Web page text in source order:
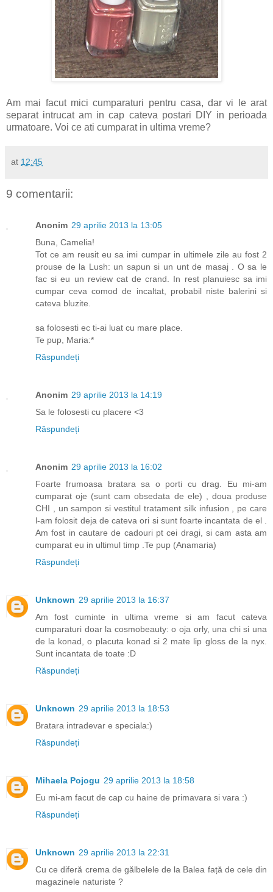
Am mai facut mici cumparaturi pentru casa, dar vi le arat
separat intrucat am in cap cateva postari DIY in perioada
urmatoare. Voi ce ati cumparat in ultima vreme?
at 12:45
9 comentarii:
Anonim 29 aprilie 2013 la 13:05
Buna, Camelia!
Tot ce am reusit eu sa imi cumpar in ultimele zile au fost 2
prouse de la Lush: un sapun si un unt de masaj . O sa le
fac si eu un review cat de crand. In rest planuiesc sa imi
cumpar ceva comod de incaltat, probabil niste balerini si
cateva bluzite.
sa folosesti ec ti-ai luat cu mare place.
Te pup, Maria:*
Răspundeți
Anonim 29 aprilie 2013 la 14:19
Sa le folosesti cu placere <3
Răspundeți
Anonim 29 aprilie 2013 la 16:02
Foarte frumoasa bratara sa o porti cu drag. Eu mi-am
cumparat oje (sunt cam obsedata de ele) , doua produse
CHI , un sampon si vestitul tratament silk infusion , pe care
l-am folosit deja de cateva ori si sunt foarte incantata de el .
Am fost in cautare de cadouri pt cei dragi, si cam asta am
cumparat eu in ultimul timp .Te pup (Anamaria)
Răspundeți
Unknown 29 aprilie 2013 la 16:37
Am fost cuminte in ultima vreme si am facut cateva
cumparaturi doar la cosmobeauty: o oja orly, una chi si una
de la konad, o placuta konad si 2 mate lip gloss de la nyx.
Sunt incantata de toate :D
Răspundeți
Unknown 29 aprilie 2013 la 18:53
Bratara intradevar e speciala:)
Răspundeți
Mihaela Pojogu 29 aprilie 2013 la 18:58
Eu mi-am facut de cap cu haine de primavara si vara :)
Răspundeți
Unknown 29 aprilie 2013 la 22:31
Cu ce diferă crema de gălbelele de la Balea față de cele din
magazinele naturiste ?